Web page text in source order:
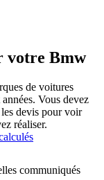
votre Bmw
de voitures
Vous devez
devis pour voir
réaliser.
communiqués